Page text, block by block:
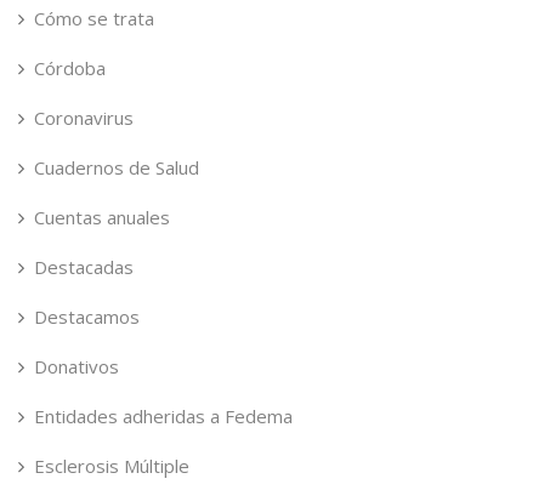
Cómo se trata
Córdoba
Coronavirus
Cuadernos de Salud
Cuentas anuales
Destacadas
Destacamos
Donativos
Entidades adheridas a Fedema
Esclerosis Múltiple